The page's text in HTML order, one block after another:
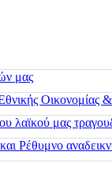
μας
μας
Ρέθυμνο